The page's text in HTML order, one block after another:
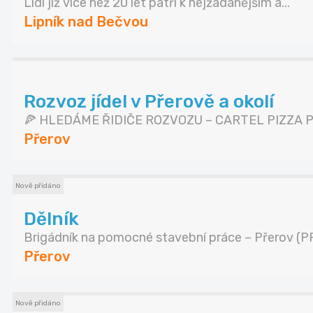
Lipník nad Bečvou
Rozvoz jídel v Přerově a okolí
🍕 HLEDÁME ŘIDIČE ROZVOZU – CARTEL PIZZA
Přerov
Nově přidáno
Dělník
Brigádník na pomocné stavební práce – Přerov
Přerov
Nově přidáno